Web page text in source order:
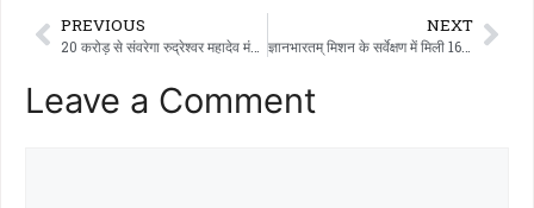
c
e
b
at
s
A
g
ra
te
re
st
l y
ar
e
PREVIOUS
20 करोड़ से संवरेगा रुद्रेश्वर महादेव मंदिर परिसर, धमतरी को मिलेगी नई पहचान
NEXT
ज्ञानभारतम् मिशन के सर्वेक्षण में मिली 16वीं शताब्दी की कल्चुरीकालीन 400 वर्ष पुरानी पांडुलिपि
Leave a Comment